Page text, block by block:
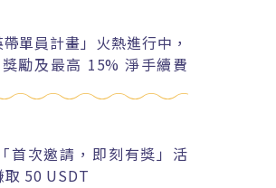
單員計畫」火熱進行中，
勵及最高 15% 淨手續費
首次邀請，即刻有獎」活
取 50 USDT